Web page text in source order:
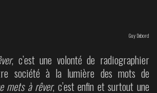
Guy Debord
, c’est une volonté de radiographier
société à la lumière des mots de
mets à rêver, c’est enfin et surtout une